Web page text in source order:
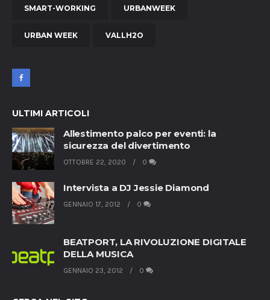
SMART-WORKING URBANWEEK
URBAN WEEK VALLH2O
ULTIMI ARTICOLI
Allestimento palco per eventi: la
sicurezza del divertimento
OTTOBRE 22, 2020 0
Intervista a DJ Jessie Diamond
GENNAIO 17, 2012 0
BEATPORT, LA RIVOLUZIONE DIGITALE
DELLA MUSICA
GENNAIO 23, 2012 0